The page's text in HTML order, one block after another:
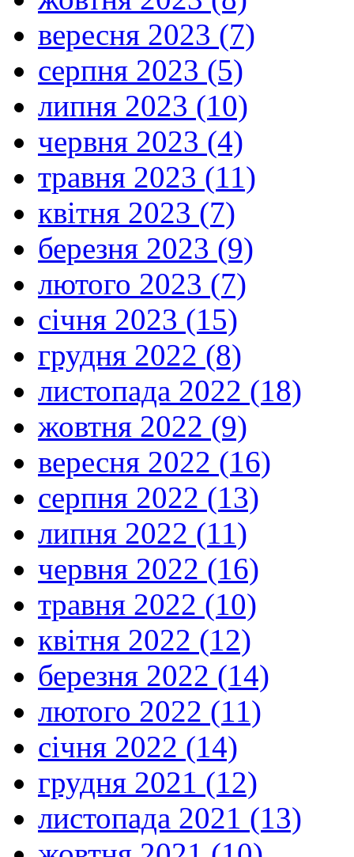
вересня 2023 (7)
серпня 2023 (5)
липня 2023 (10)
червня 2023 (4)
травня 2023 (11)
квітня 2023 (7)
березня 2023 (9)
лютого 2023 (7)
січня 2023 (15)
грудня 2022 (8)
листопада 2022 (18)
жовтня 2022 (9)
вересня 2022 (16)
серпня 2022 (13)
липня 2022 (11)
червня 2022 (16)
травня 2022 (10)
квітня 2022 (12)
березня 2022 (14)
лютого 2022 (11)
січня 2022 (14)
грудня 2021 (12)
листопада 2021 (13)